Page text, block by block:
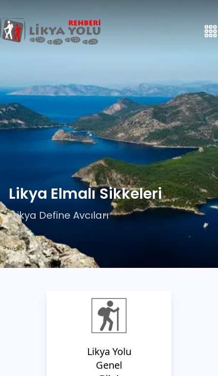
Likya Elmalı Sikkeleri
Likya Define Avcıları
Likya Yolu
Genel